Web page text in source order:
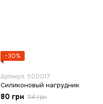
−30%
Артикул: 500017
Силиконовый нагрудник
80 грн 114 грн